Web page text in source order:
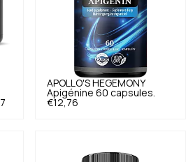
APOLLO'S HEGEMONY
Apigénine 60 capsules.
€12,76